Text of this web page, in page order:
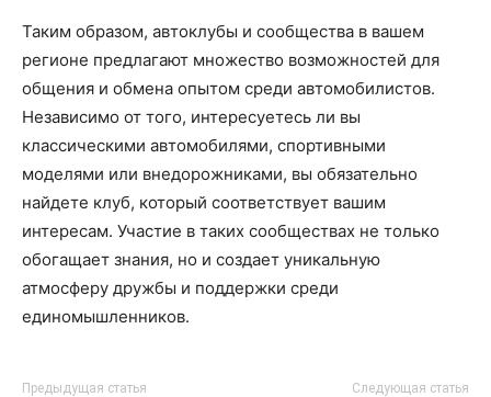
Таким образом, автоклубы и сообщества в вашем
регионе предлагают множество возможностей для
общения и обмена опытом среди автомобилистов.
Независимо от того, интересуетесь ли вы
классическими автомобилями, спортивными
моделями или внедорожниками, вы обязательно
найдете клуб, который соответствует вашим
интересам. Участие в таких сообществах не только
обогащает знания, но и создает уникальную
атмосферу дружбы и поддержки среди
единомышленников.
Предыдущая статья Следующая статья